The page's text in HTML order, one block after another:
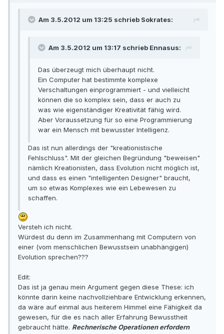
Am 3.5.2012 um 13:25 schrieb Sokrates:
Am 3.5.2012 um 13:17 schrieb Ennasus:
Das überzeugt mich überhaupt nicht.
Ein Computer hat bestimmte komplexe
Verschaltungen einprogrammiert - und vielleicht
können die so komplex sein, dass er auch zu
was wie eigenständiger Kreativität fähig wird.
Aber Voraussetzung für so eine Programmierung
war ein Mensch mit bewusster Intelligenz.
Das ist nun allerdings der "kreationistische
Fehlschluss". Mit der gleichen Begründung "beweisen"
nämlich Kreationisten, dass Evolution nicht möglich ist,
und dass es einen "intelligenten Designer" braucht,
um so etwas Komplexes wie ein Lebewesen zu
schaffen.
Versteh ich nicht.
Würdest du denn im Zusammenhang mit Computern von
einer (vom menschlichen Bewusstsein unabhängigen)
Evolution sprechen???
Edit:
Das ist ja genau mein Argument gegen diese These: ich
könnte darin keine nachvollziehbare Entwicklung erkennen,
da wäre auf einmal aus heiterem Himmel eine Fähigkeit da
gewesen, für die es nach aller Erfahrung Bewusstheit
gebraucht hätte. Rechnerische Operationen erfordern